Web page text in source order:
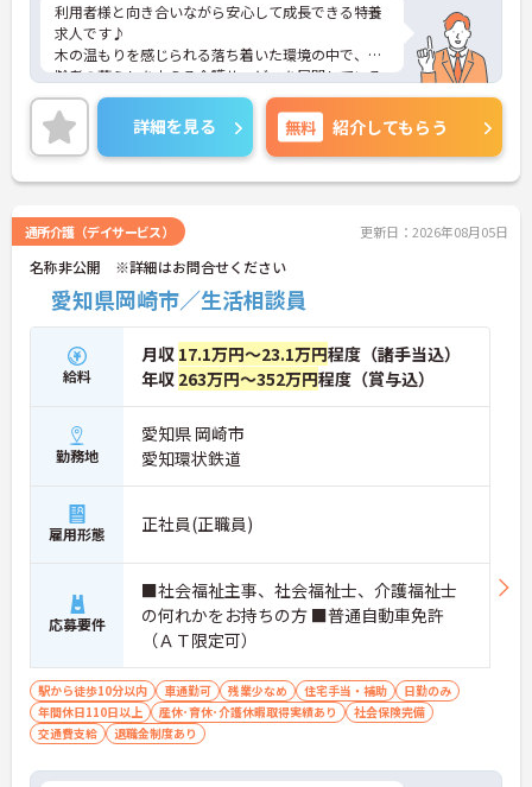
利用者様と向き合いながら安心して成長できる特養
求人です♪
木の温もりを感じられる落ち着いた環境の中で、高
齢者の暮らしを支える介護サービスを展開している
法人です。特別養護老人ホームを中心に複数の介護
サービスを提供しており、地域の高齢者福祉を支え
る役割を担っています。今回の求人では、食事・入
浴・排泄介助だけでなく、日々の生活支援や行事の
企画運営など、利用者様の生活全体に関わることが
いるため、業務習得を段階的に進めやすい環境とな
っています。さらに、住宅手当や扶養手当などの福
利厚生が用意されているほか、介護機器や福祉用具
の活用によって職員の身体的負担軽減にも取り組ん
でいます。利用者様との関わりを大切にしながら、
無理なく長期的なキャリア形成を目指したい方はぜ
ひご検討いただきたい求人です。
詳細を見る 無料 紹介してもらう
通所介護（デイサービス） 更新日：2026年08月05日
名称非公開 ※詳細はお問合せください
愛知県岡崎市／生活相談員
給料
月収 17.1万円～23.1万円程度（諸手当込）
年収 263万円～352万円程度（賞与込）
勤務地
愛知県 岡崎市
愛知環状鉄道
雇用形態 正社員(正職員)
応募要件
■社会福祉主事、社会福祉士、介護福祉士
の何れかをお持ちの方 ■普通自動車免許
（ＡＴ限定可）
駅から徒歩10分以内 車通勤可 残業少なめ 住宅手当・補助
日勤のみ
年間休日110日以上
産休･育休･介護休暇取得実績あり
社会保険完備
交通費支給
退職金制度あり